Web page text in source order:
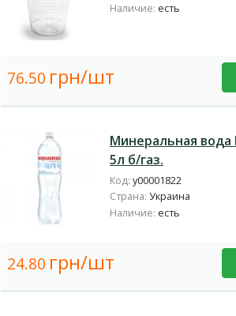
Наличие: есть
76.50 грн/шт
Минеральная
5л б/газ.
Код: у00001822
Страна: Украина
Наличие: есть
24.80 грн/шт